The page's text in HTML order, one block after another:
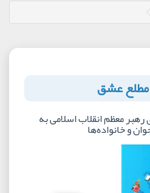
عشق
معظم انقلاب اسلامی به
و خانواده‌ها